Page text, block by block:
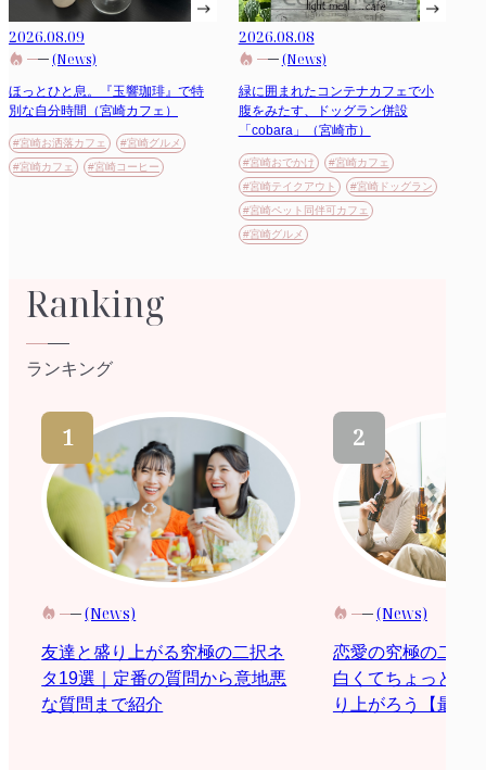
2026.08.09
(News)
ほっとひと息。『玉響珈琲』で特
別な自分時間（宮崎カフェ）
#宮崎お洒落カフェ
#宮崎グルメ
#宮崎カフェ
#宮崎コーヒー
2026.08.08
(News)
緑に囲まれたコンテナカフェで小
腹をみたす、ドッグラン併設
「cobara」（宮崎市）
#宮崎おでかけ
#宮崎カフェ
#宮崎テイクアウト
#宮崎ドッグラン
#宮崎ペット同伴可カフェ
#宮崎グルメ
Ranking
ランキング
(News)
友達と盛り上がる究極の二択ネ
タ19選｜定番の質問から意地悪
な質問まで紹介
(News)
恋愛の究極の二択
白くてちょっと際
り上がろう【最新